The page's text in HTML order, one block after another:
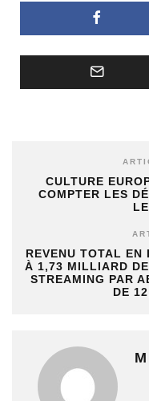
CULTURE
COMPTER LES
REVENU TOTAL EN
À 1,73 MILLIARD
STREAMING PAR
DE